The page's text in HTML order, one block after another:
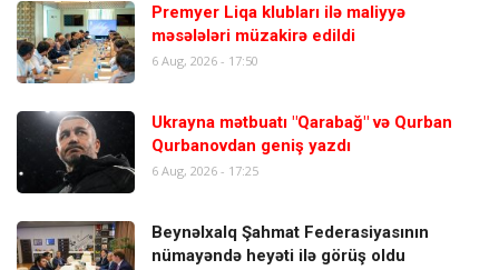
Premyer Liqa klubları ilə maliyyə
məsələləri müzakirə edildi
6 Aug, 2026 - 17:50
Ukrayna mətbuatı "Qarabağ" və Qurban
Qurbanovdan geniş yazdı
6 Aug, 2026 - 17:25
Beynəlxalq Şahmat Federasiyasının
nümayəndə heyəti ilə görüş oldu